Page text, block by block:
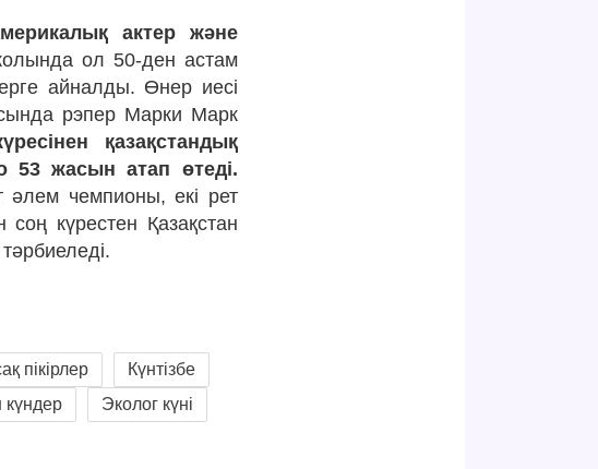
актер және
ол 50-ден астам
айналды. Өнер иесі
рэпер Марки Марк
қазақстандық
жасын атап өтеді.
әлем чемпионы, екі рет
күрестен Қазақстан
пікірлер
Күнтізбе
күндер
Эколог күні